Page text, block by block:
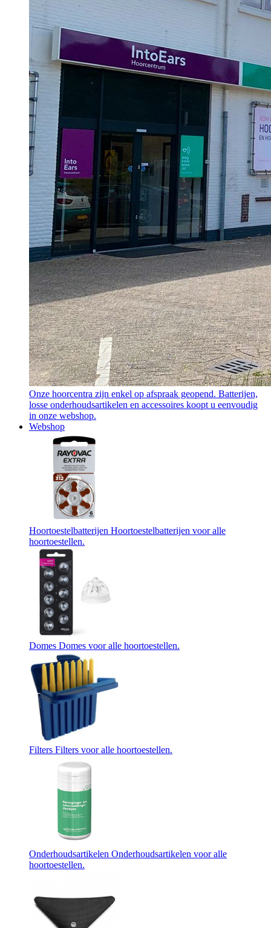
Onze hoorcentra zijn enkel op afspraak geopend. Batterijen,
losse onderhoudsartikelen en accessoires koopt u eenvoudig
in onze webshop.
Webshop
Hoortoestelbatterijen Hoortoestelbatterijen voor alle
hoortoestellen.
Domes Domes voor alle hoortoestellen.
Filters Filters voor alle hoortoestellen.
Onderhoudsartikelen Onderhoudsartikelen voor alle
hoortoestellen.